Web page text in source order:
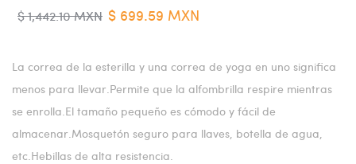
$ 1,442.10 MXN $ 699.59 MXN
La correa de la esterilla y una correa de yoga en uno significa
menos para llevar.Permite que la alfombrilla respire mientras
se enrolla.El tamaño pequeño es cómodo y fácil de
almacenar.Mosquetón seguro para llaves, botella de agua,
etc.Hebillas de alta resistencia.